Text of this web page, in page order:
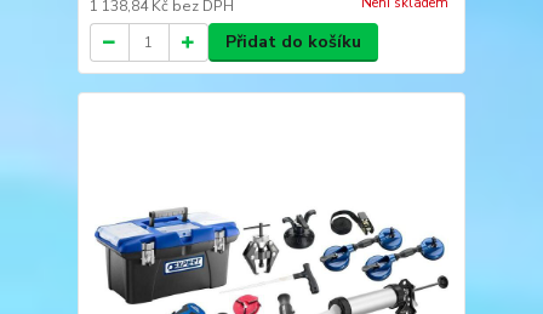
1 138,84 Kč bez DPH
Přidat do košíku